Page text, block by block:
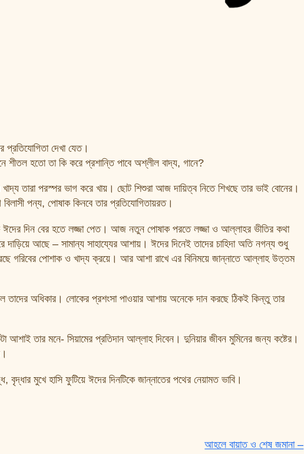
দেখা যেত।
শীতল হতো তা কি করে প্রশান্তি পাবে অশ্লীল বাদ্য, গানে?
তারা পরস্পর ভাগ করে খায়। ছোট শিশুরা আজ দায়িত্ব নিতে শিখছে তার ভাই বোনের।
পন্য, পোষাক কিনবে তার প্রতিযোগিতায়রত।
দিন বের হতে লজ্জা পেত। আজ নতুন পোষাক পরতে লজ্জা ও আল্লাহর ভীতির কথা
দাড়িয়ে আছে – সামান্য সাহায্যের আশায়। ঈদের দিনেই তাদের চাহিদা অতি নগন্য শুধু
গরিবের পোশাক ও খাদ্য ক্রয়ে। আর আশা রাখে এর বিনিময়ে জান্নাতে আল্লাহ উত্তম
অধিকার। লোকের প্রশংসা পাওয়ার আশায় অনেকে দান করছে ঠিকই কিন্তু তার
আশাই তার মনে- সিয়ামের প্রতিদান আল্লাহ দিবেন। দুনিয়ার জীবন মুমিনের জন্য কষ্টের।
মুখে হাসি ফুটিয়ে ঈদের দিনটিকে জান্নাতের পথের নেয়ামত ভাবি।
আহলে বায়াত ও শেষ জমানা –